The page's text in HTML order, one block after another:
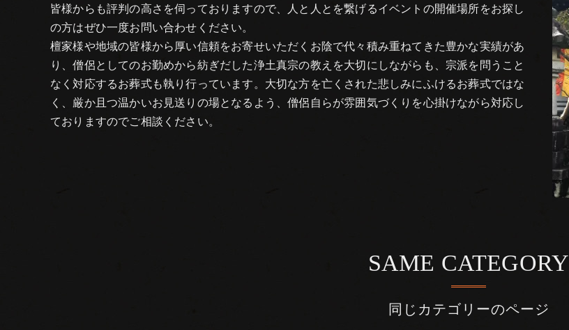
皆様からも評判の高さを伺っておりますので、人と人とを繋げるイベントの開催場所をお探し
の方はぜひ一度お問い合わせください。
檀家様や地域の皆様から厚い信頼をお寄せいただくお陰で代々積み重ねてきた豊かな実績があ
り、僧侶としてのお勤めから紡ぎだした浄土真宗の教えを大切にしながらも、宗派を問うこと
なく対応するお葬式も執り行っています。大切な方を亡くされた悲しみにふけるお葬式ではな
く、厳か且つ温かいお見送りの場となるよう、僧侶自らが雰囲気づくりを心掛けながら対応し
ておりますのでご相談ください。
同じカテゴリーのページ
SAME CATEGORY